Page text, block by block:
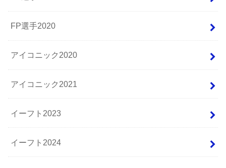
FP選手2020
アイコニック2020
アイコニック2021
イーフト2023
イーフト2024